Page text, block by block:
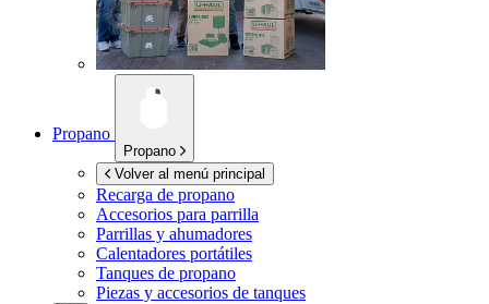
Propano
Propano
Volver al menú principal
Recarga de propano
Accesorios para parrilla
Parrillas y ahumadores
Calentadores portátiles
Tanques de propano
Piezas y accesorios de tanques